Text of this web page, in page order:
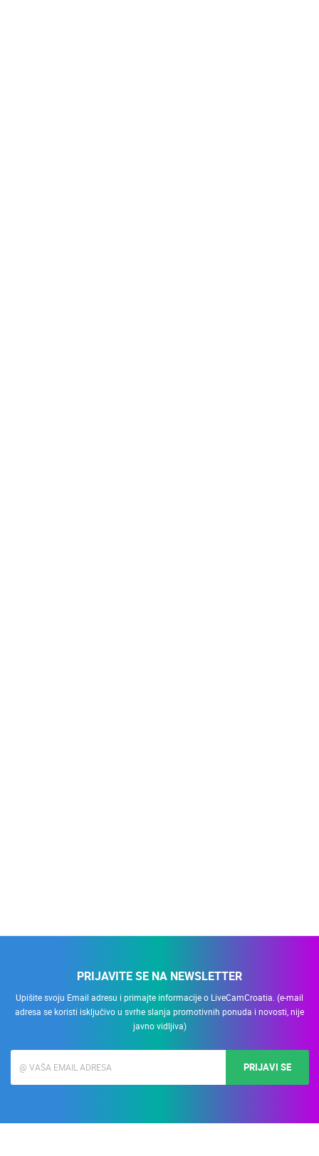
PRIJAVITE SE NA NEWSLETTER
Upišite svoju Email adresu i primajte informacije o LiveCamCroatia. (e-mail
adresa se koristi isključivo u svrhe slanja promotivnih ponuda i novosti, nije
javno vidljiva)
PRIJAVI SE